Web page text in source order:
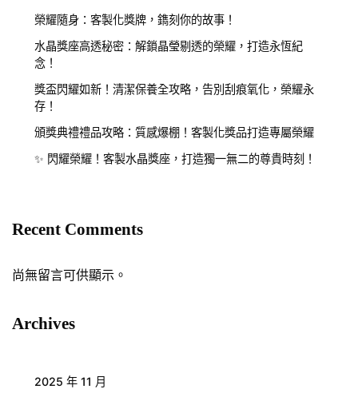
榮耀隨身：客製化獎牌，鐫刻你的故事！
水晶獎座高透秘密：解鎖晶瑩剔透的榮耀，打造永恆紀
念！
獎盃閃耀如新！清潔保養全攻略，告別刮痕氧化，榮耀永
存！
頒獎典禮禮品攻略：質感爆棚！客製化獎品打造專屬榮耀
✨ 閃耀榮耀！客製水晶獎座，打造獨一無二的尊貴時刻！
Recent Comments
尚無留言可供顯示。
Archives
2025 年 11 月